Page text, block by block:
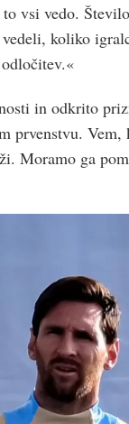
vsi vedo.
koliko
in odkrito
prvenstvu.
Moramo ga